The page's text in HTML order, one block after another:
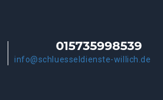
info@schluesseldienste-willich.de